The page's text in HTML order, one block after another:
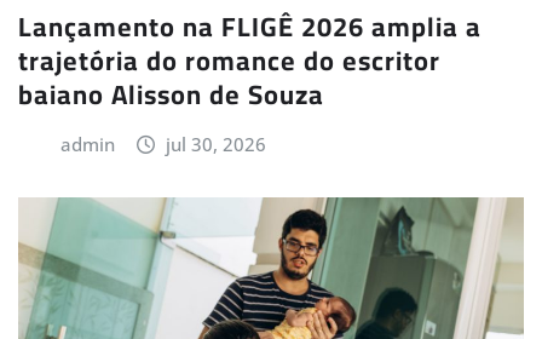
Lançamento na FLIGÊ 2026 amplia a
trajetória do romance do escritor
baiano Alisson de Souza
admin jul 30, 2026